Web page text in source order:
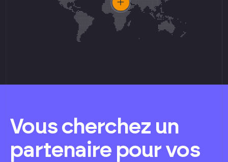
Vous cherchez un
partenaire pour vos